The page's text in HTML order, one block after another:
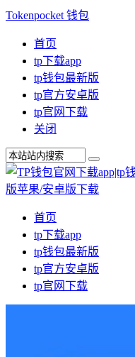
Tokenpocket 钱包
首页
tp下载app
tp钱包最新版
tp官方安卓版
tp官网下载
关闭
首页
tp下载app
tp钱包最新版
tp官方安卓版
tp官网下载